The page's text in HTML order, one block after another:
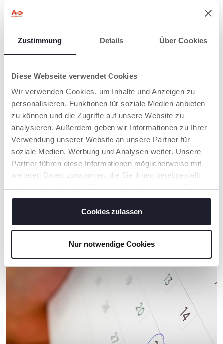
Zustimmung Details Über Cookies
Diese Webseite verwendet Cookies
Wir verwenden Cookies, um Inhalte und Anzeigen zu
personalisieren, Funktionen für soziale Medien anbieten
zu können und die Zugriffe auf unsere Website zu
analysieren. Außerdem geben wir Informationen zu Ihrer
Verwendung unserer Website an unsere Partner für
soziale Medien, Werbung und Analysen weiter. Unsere
Partner führen diese Informationen möglicherweise mit
weiteren Daten zusammen, die Sie ihnen bereitgestellt
gesammelt haben.
Cookies zulassen
Nur notwendige Cookies
PRODUKTE, DIE SIE INTERESSIEREN
Der Kuh-Traktor
Montessori Holzspielzeug
My Wood Friends
2in1 Geburtstagstorten
Spielset Montessori
Kuchen Lernspiel